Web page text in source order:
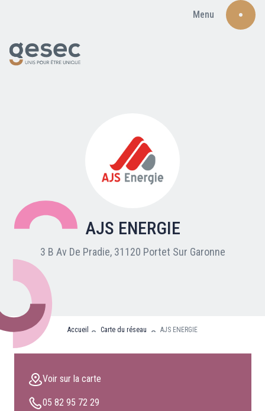
Menu
Nos adhérents
Carte du réseau
Nos partenaires
Clients professionnels
AJS ENERGIE
3 B Av De Pradie, 31120 Portet Sur Garonne
Accueil Carte du réseau AJS ENERGIE
Voir sur la carte
05 82 95 72 29